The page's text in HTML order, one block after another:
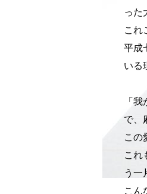
った
これ
平成
いる
「
で、
この
これ
う一
こん